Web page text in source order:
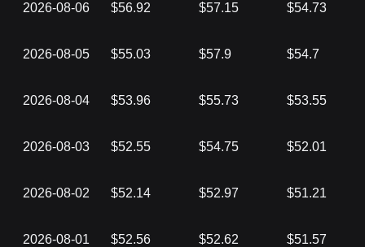
2026-08-06 $56.92 $57.15 $54.73
2026-08-05 $55.03 $57.9 $54.7
2026-08-04 $53.96 $55.73 $53.55
2026-08-03 $52.55 $54.75 $52.01
2026-08-02 $52.14 $52.97 $51.21
2026-08-01 $52.56 $52.62 $51.57